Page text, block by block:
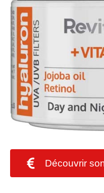
Découvrir